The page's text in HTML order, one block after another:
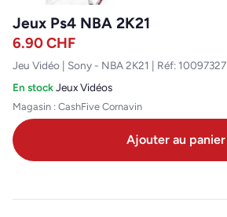
Jeux Ps4 NBA 2K21
6.90CHF
Jeu Vidéo | Sony - NBA 2K21 | Réf: 10097327
En stock·Jeux Vidéos
Magasin : CashFive Cornavin
Ajouter au panier